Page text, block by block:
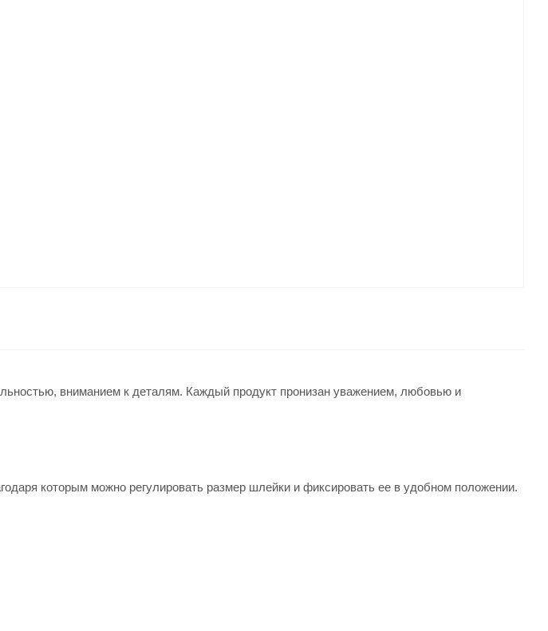
вниманием к деталям. Каждый продукт пронизан уважением, любовью и
которым можно регулировать размер шлейки и фиксировать ее в удобном положении.